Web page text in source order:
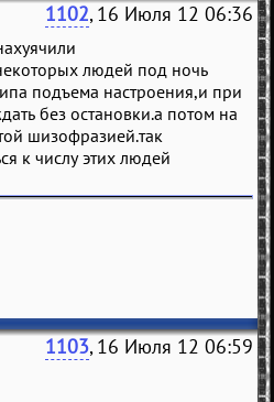
1102, 16 Июля 12 06:36
людей под ночь
подъема настроения,и при
без остановки.а потом на
шизофразией.так
к числу этих людей
1103, 16 Июля 12 06:59